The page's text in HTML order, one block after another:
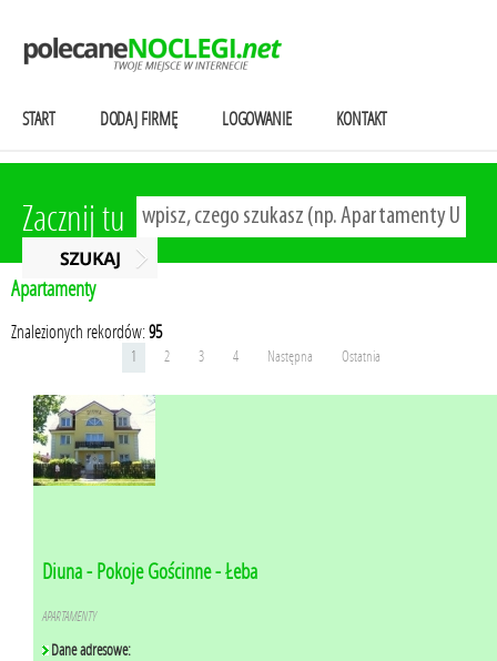
START DODAJ FIRMĘ LOGOWANIE KONTAKT
Zacznij tu
Apartamenty
Znalezionych rekordów:95
1 2 3 4 Następna Ostatnia
Diuna - Pokoje Gościnne - Łeba
APARTAMENTY
Dane adresowe: